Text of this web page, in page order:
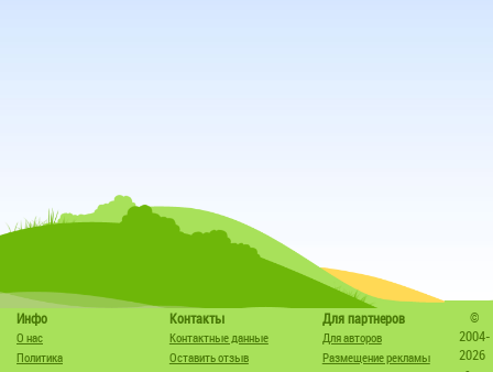
Инфо
О нас
Политика
Контакты
Контактные данные
Оставить отзыв
Для партнеров
Для авторов
Размещение рекламы
©
2004-
2026